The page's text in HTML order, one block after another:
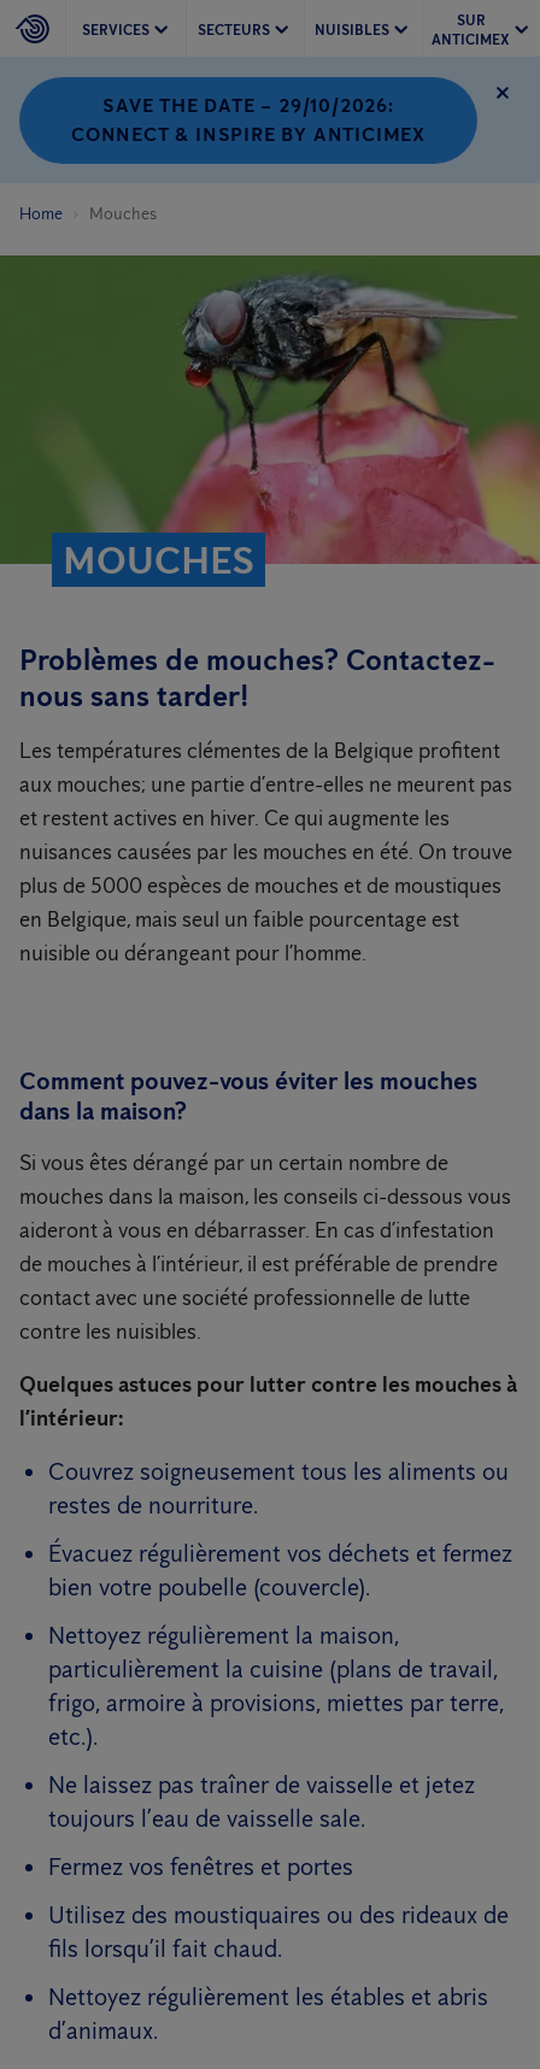
SERVICES SECTEURS NUISIBLES
SUR
ANTICIMEX
SAVE THE DATE – 29/10/2026:
CONNECT & INSPIRE BY ANTICIMEX
Home Mouches
MOUCHES
Problèmes de mouches? Contactez-
nous sans tarder!
Les températures clémentes de la Belgique profitent
aux mouches; une partie d’entre-elles ne meurent pas
et restent actives en hiver. Ce qui augmente les
nuisances causées par les mouches en été. On trouve
plus de 5000 espèces de mouches et de moustiques
en Belgique, mais seul un faible pourcentage est
nuisible ou dérangeant pour l’homme.
Comment pouvez-vous éviter les mouches
dans la maison?
Si vous êtes dérangé par un certain nombre de
mouches dans la maison, les conseils ci-dessous vous
aideront à vous en débarrasser. En cas d’infestation
de mouches à l’intérieur, il est préférable de prendre
contact avec une société professionnelle de lutte
contre les nuisibles.
Quelques astuces pour lutter contre les mouches à
l’intérieur:
Couvrez soigneusement tous les aliments ou
restes de nourriture.
Évacuez régulièrement vos déchets et fermez
bien votre poubelle (couvercle).
Nettoyez régulièrement la maison,
particulièrement la cuisine (plans de travail,
frigo, armoire à provisions, miettes par terre,
etc.).
Ne laissez pas traîner de vaisselle et jetez
toujours l’eau de vaisselle sale.
Fermez vos fenêtres et portes
Utilisez des moustiquaires ou des rideaux de
fils lorsqu’il fait chaud.
Nettoyez régulièrement les étables et abris
d’animaux.